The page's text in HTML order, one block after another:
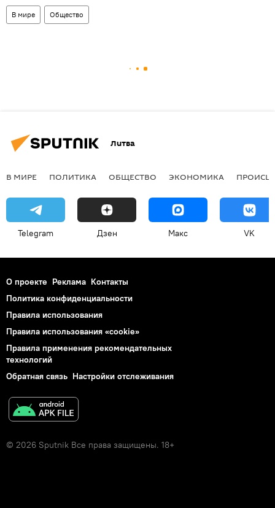
В мире Общество
Литва
В МИРЕ ПОЛИТИКА ОБЩЕСТВО ЭКОНОМИКА
Telegram Дзен Макс VK
О проекте Реклама Контакты
Политика конфиденциальности
Правила использования
Правила использования «cookie»
Правила применения рекомендательных
технологий
Обратная связь Настройки отслеживания
© 2026 Sputnik Все права защищены. 18+